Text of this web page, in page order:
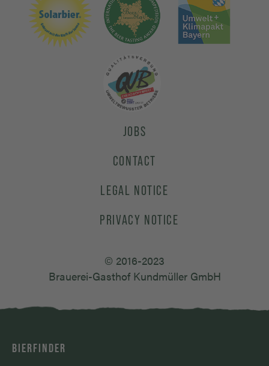
JOBS
CONTACT
LEGAL NOTICE
PRIVACY NOTICE
© 2016-2023
Brauerei-Gasthof Kundmüller GmbH
BIERFINDER